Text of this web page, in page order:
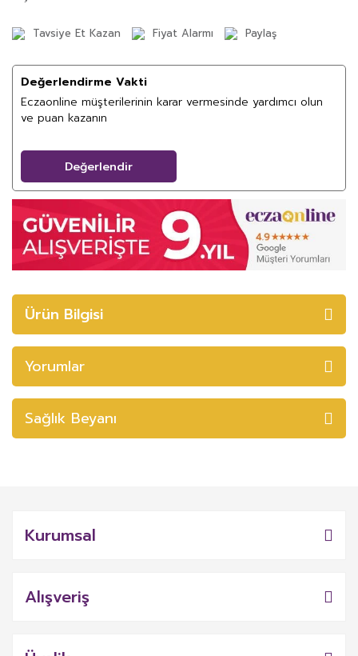
Tavsiye Et Kazan Fiyat Alarmı Paylaş
Değerlendirme Vakti
Eczaonline müşterilerinin karar vermesinde yardımcı olun
ve puan kazanın
Değerlendir
Ürün Bilgisi
Yorumlar
Sağlık Beyanı
Kurumsal
Alışveriş